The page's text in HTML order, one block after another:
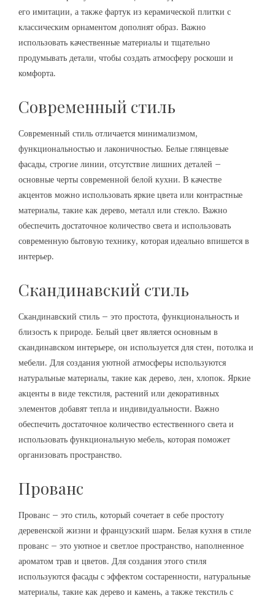
его имитации, а также фартук из керамической плитки с
классическим орнаментом дополнят образ. Важно
использовать качественные материалы и тщательно
продумывать детали, чтобы создать атмосферу роскоши и
комфорта.
Современный стиль
Современный стиль отличается минимализмом,
функциональностью и лаконичностью. Белые глянцевые
фасады, строгие линии, отсутствие лишних деталей –
основные черты современной белой кухни. В качестве
акцентов можно использовать яркие цвета или контрастные
материалы, такие как дерево, металл или стекло. Важно
обеспечить достаточное количество света и использовать
современную бытовую технику, которая идеально впишется в
интерьер.
Скандинавский стиль
Скандинавский стиль – это простота, функциональность и
близость к природе. Белый цвет является основным в
скандинавском интерьере, он используется для стен, потолка и
мебели. Для создания уютной атмосферы используются
натуральные материалы, такие как дерево, лен, хлопок. Яркие
акценты в виде текстиля, растений или декоративных
элементов добавят тепла и индивидуальности. Важно
обеспечить достаточное количество естественного света и
использовать функциональную мебель, которая поможет
организовать пространство.
Прованс
Прованс – это стиль, который сочетает в себе простоту
деревенской жизни и французский шарм. Белая кухня в стиле
прованс – это уютное и светлое пространство, наполненное
ароматом трав и цветов. Для создания этого стиля
используются фасады с эффектом состаренности, натуральные
материалы, такие как дерево и камень, а также текстиль с